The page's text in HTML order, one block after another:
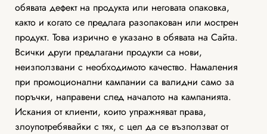
обявата дефект на продукта или неговата опаковка,
както и когато се предлага разопакован или мострен
продукт. Това изрично е указано в обявата на Сайта.
Всички други предлагани продукти са нови,
неизползвани с необходимото качество. Намаления
при промоционални кампании са валидни само за
поръчки, направени след началото на кампанията.
Искания от клиенти, които упражняват права,
злоупотребявайки с тях, с цел да се възползват от